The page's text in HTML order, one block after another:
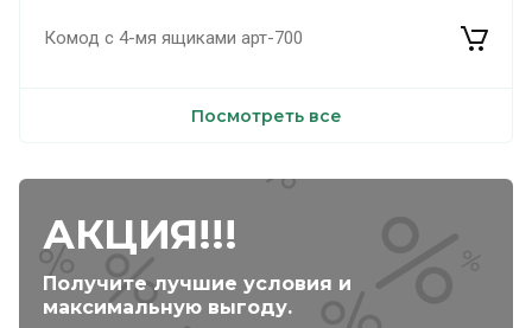
Комод с 4-мя ящиками арт-700
Посмотреть все
АКЦИЯ!!!
Получите лучшие условия и
максимальную выгоду.